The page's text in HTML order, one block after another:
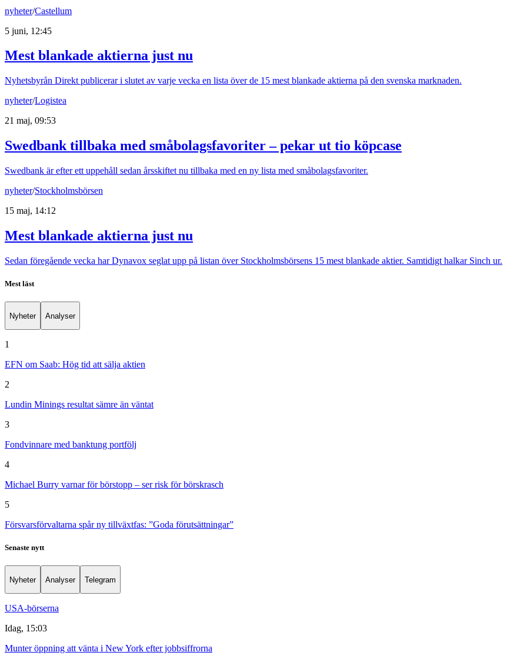
nyheter/Castellum
5 juni, 12:45
Mest blankade aktierna just nu
Nyhetsbyrån Direkt publicerar i slutet av varje vecka en lista över de 15 mest blankade aktierna på den svenska marknaden.
nyheter/Logistea
21 maj, 09:53
Swedbank tillbaka med småbolagsfavoriter – pekar ut tio köpcase
Swedbank är efter ett uppehåll sedan årsskiftet nu tillbaka med en ny lista med småbolagsfavoriter.
nyheter/Stockholmsbörsen
15 maj, 14:12
Mest blankade aktierna just nu
Sedan föregående vecka har Dynavox seglat upp på listan över Stockholmsbörsens 15 mest blankade aktier. Samtidigt halkar Sinch ur.
Mest läst
Nyheter Analyser
1
EFN om Saab: Hög tid att sälja aktien
2
Lundin Minings resultat sämre än väntat
3
Fondvinnare med banktung portfölj
4
Michael Burry varnar för börstopp – ser risk för börskrasch
5
Försvarsförvaltarna spår ny tillväxtfas: ”Goda förutsättningar”
Senaste nytt
Nyheter Analyser Telegram
USA-börserna
Idag, 15:03
Munter öppning att vänta i New York efter jobbsiffrorna